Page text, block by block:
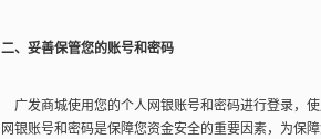
二、妥善保管您的账号和密码
广发商城使用您的个人网银账号和密码进行登录，
网银账号和密码是保障您资金安全的重要因素，为保